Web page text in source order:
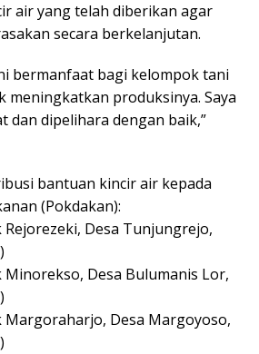
air yang telah diberikan agar
secara berkelanjutan.
bermanfaat bagi kelompok tani
meningkatkan produksinya. Saya
dan dipelihara dengan baik,”
bantuan kincir air kepada
(Pokdakan):
Rejorezeki, Desa Tunjungrejo,
Minorekso, Desa Bulumanis Lor,
Margoraharjo, Desa Margoyoso,